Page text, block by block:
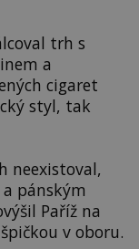
trh s
a
cigaret
styl, tak
neexistoval,
pánským
Paříž na
v oboru.